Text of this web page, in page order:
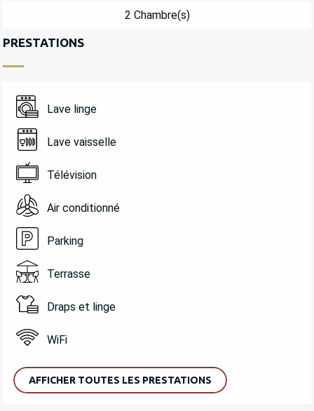
2 Chambre(s)
PRESTATIONS
Lave linge
Lave vaisselle
Télévision
Air conditionné
Parking
Terrasse
Draps et linge
WiFi
AFFICHER TOUTES LES PRESTATIONS